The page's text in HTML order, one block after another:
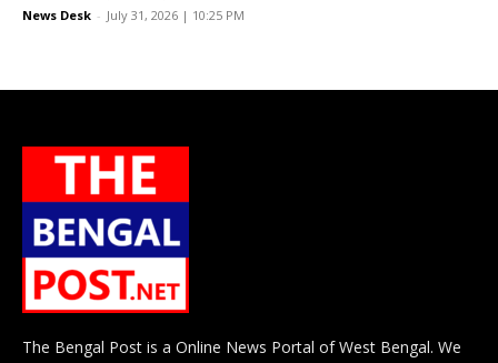
News Desk - July 31, 2026 | 10:25 PM
The Bengal Post is a Online News Portal of West Bengal. We